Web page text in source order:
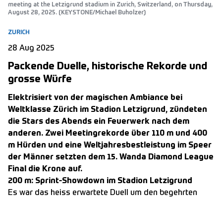
meeting at the Letzigrund stadium in Zurich, Switzerland, on Thursday,
August 28, 2025. (KEYSTONE/Michael Buholzer)
ZURICH
28 Aug 2025
Packende Duelle, historische Rekorde und
grosse Würfe
Elektrisiert von der magischen Ambiance bei
Weltklasse Zürich im Stadion Letzigrund, zündeten
die Stars des Abends ein Feuerwerk nach dem
anderen. Zwei Meetingrekorde über 110 m und 400
m Hürden und eine Weltjahresbestleistung im Speer
der Männer setzten dem 15. Wanda Diamond League
Final die Krone auf.
200 m: Sprint-Showdown im Stadion Letzigrund
Es war das heiss erwartete Duell um den begehrten